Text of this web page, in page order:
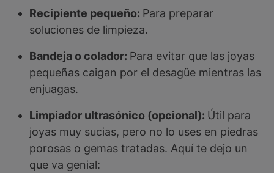
Recipiente pequeño: Para preparar
soluciones de limpieza.
Bandeja o colador: Para evitar que las joyas
pequeñas caigan por el desagüe mientras las
enjuagas.
Limpiador ultrasónico (opcional): Útil para
joyas muy sucias, pero no lo uses en piedras
porosas o gemas tratadas. Aquí te dejo un
que va genial: